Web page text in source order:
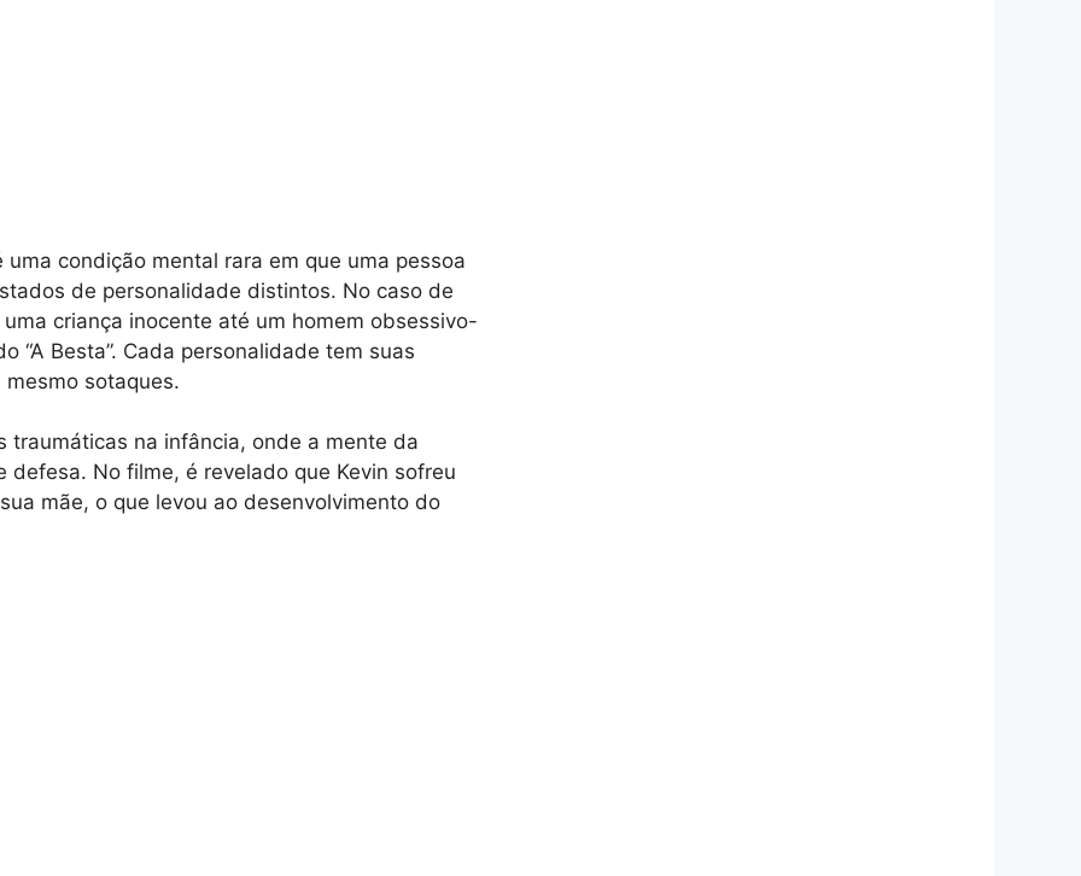
condição mental rara em que uma pessoa
de personalidade distintos. No caso de
criança inocente até um homem obsessivo-
“A Besta”. Cada personalidade tem suas
sotaques.
traumáticas na infância, onde a mente da
No filme, é revelado que Kevin sofreu
mãe, o que levou ao desenvolvimento do